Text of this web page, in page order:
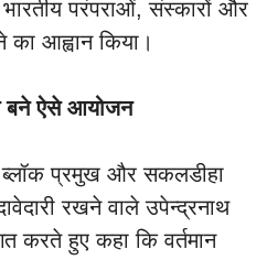
परंपराओं, संस्कारों और
आह्वान किया।
बने ऐसे आयोजन
प्रमुख और सकलडीहा
रखने वाले उपेन्द्रनाथ
करते हुए कहा कि वर्तमान